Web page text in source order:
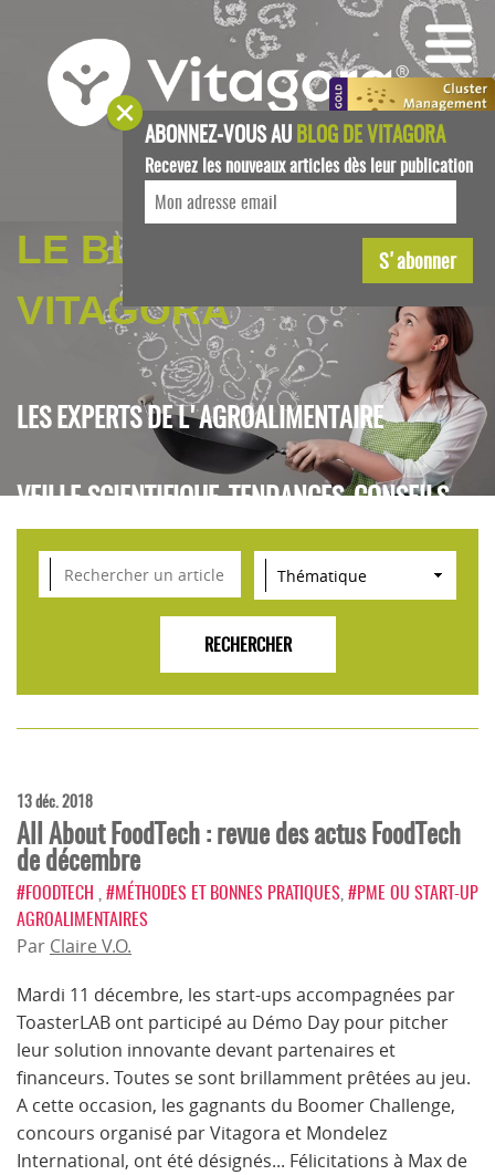
LE BLOG DE
VITAGORA
LES EXPERTS DE L'AGROALIMENTAIRE
VEILLE SCIENTIFIQUE, TENDANCES, CONSEILS
POUR L'INNOVATION AGROALIMENTAIRE
13 déc. 2018
All About FoodTech : revue des actus FoodTech
de décembre
#FOODTECH #MÉTHODES ET BONNES PRATIQUES #PME OU START-UP
AGROALIMENTAIRES
Par Claire V.O.
Mardi 11 décembre, les start-ups accompagnées par
ToasterLAB ont participé au Démo Day pour pitcher
leur solution innovante devant partenaires et
financeurs. Toutes se sont brillamment prêtées au jeu.
A cette occasion, les gagnants du Boomer Challenge,
concours organisé par Vitagora et Mondelez
International, ont été désignés... Félicitations à Max de
ABONNEZ-VOUS AUBLOG DE VITAGORA
Recevez les nouveaux articles dès leur publication